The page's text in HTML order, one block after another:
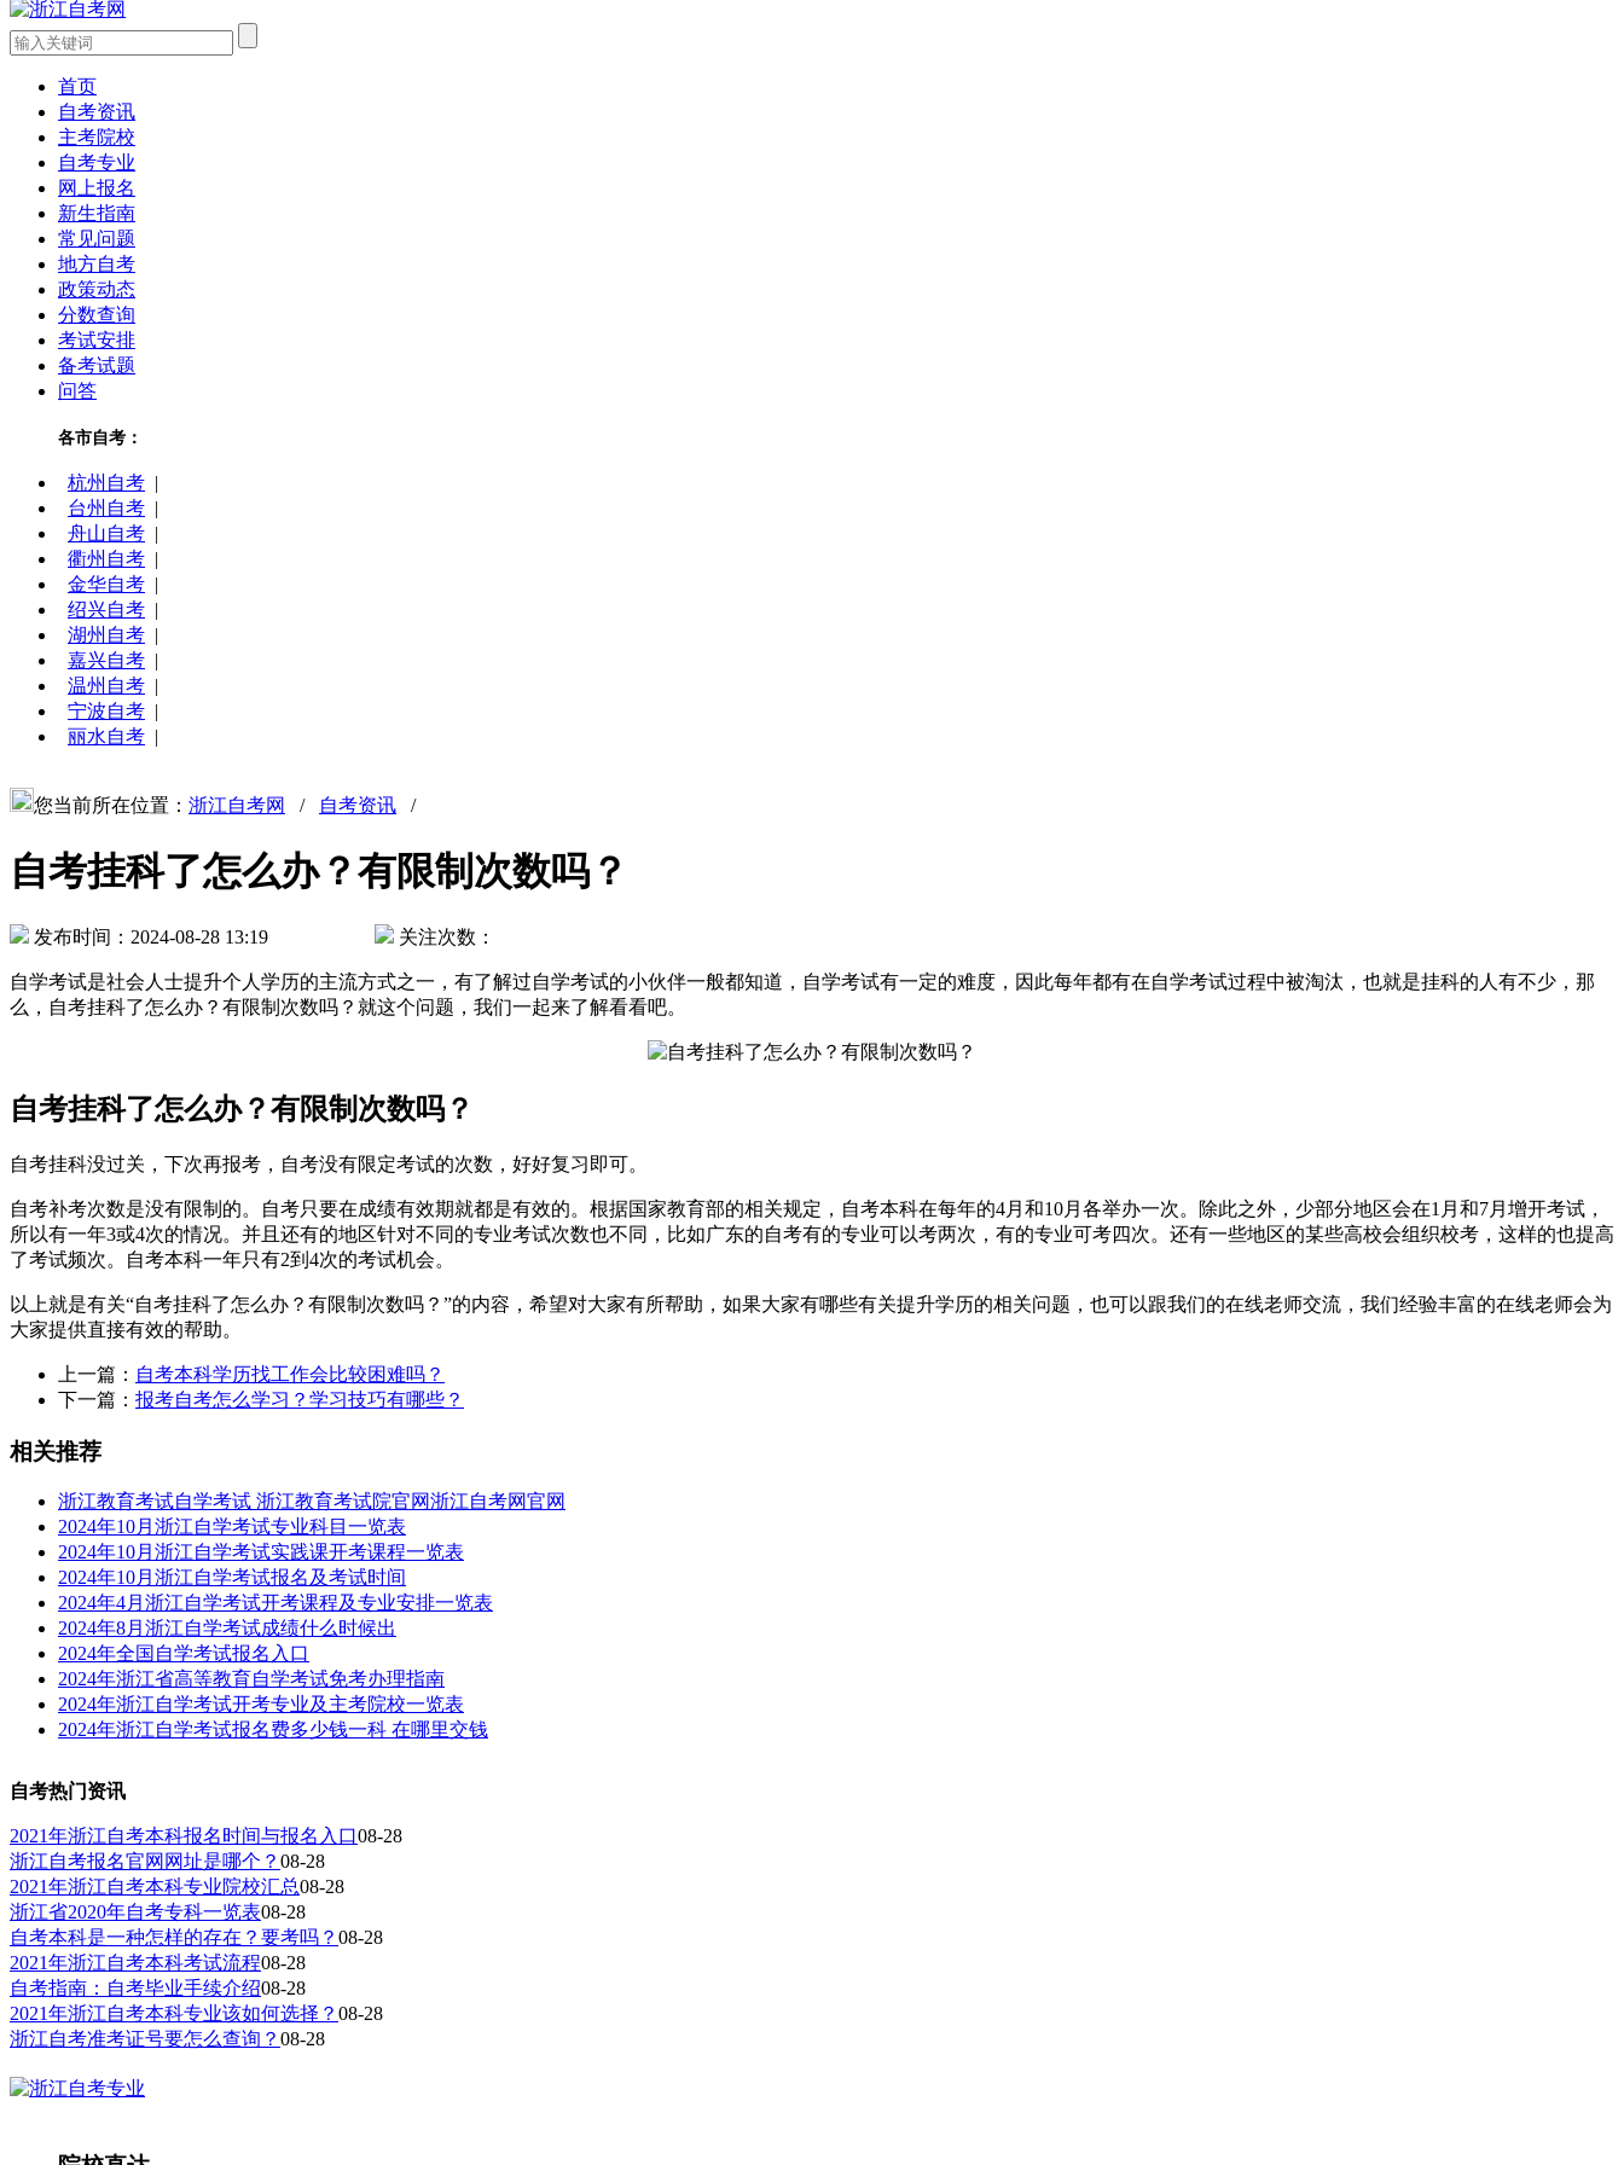
首页
自考资讯
主考院校
自考专业
网上报名
新生指南
常见问题
地方自考
政策动态
分数查询
考试安排
备考试题
问答
各市自考：
杭州自考 |
台州自考 |
舟山自考 |
衢州自考 |
金华自考 |
绍兴自考 |
湖州自考 |
嘉兴自考 |
温州自考 |
宁波自考 |
丽水自考 |
您当前所在位置： 浙江自考网 / 自考资讯 /
自考挂科了怎么办？有限制次数吗？
发布时间：2024-08-28 13:19 关注次数：
自学考试是社会人士提升个人学历的主流方式之一，有了解过自学考试的小伙伴一般都知道，自学考试有一定的难度，因此每年都有在自学考试过程中被淘汰，也就是挂科的人有不少，那
么，自考挂科了怎么办？有限制次数吗？就这个问题，我们一起来了解看看吧。
自考挂科了怎么办？有限制次数吗？
自考挂科没过关，下次再报考，自考没有限定考试的次数，好好复习即可。
自考补考次数是没有限制的。自考只要在成绩有效期就都是有效的。根据国家教育部的相关规定，自考本科在每年的4月和10月各举办一次。除此之外，少部分地区会在1月和7月增开考试，
所以有一年3或4次的情况。并且还有的地区针对不同的专业考试次数也不同，比如广东的自考有的专业可以考两次，有的专业可考四次。还有一些地区的某些高校会组织校考，这样的也提高
了考试频次。自考本科一年只有2到4次的考试机会。
以上就是有关“自考挂科了怎么办？有限制次数吗？”的内容，希望对大家有所帮助，如果大家有哪些有关提升学历的相关问题，也可以跟我们的在线老师交流，我们经验丰富的在线老师会为
大家提供直接有效的帮助。
上一篇： 自考本科学历找工作会比较困难吗？
下一篇： 报考自考怎么学习？学习技巧有哪些？
相关推荐
浙江教育考试自学考试 浙江教育考试院官网浙江自考网官网
2024年10月浙江自学考试专业科目一览表
2024年10月浙江自学考试实践课开考课程一览表
2024年10月浙江自学考试报名及考试时间
2024年4月浙江自学考试开考课程及专业安排一览表
2024年8月浙江自学考试成绩什么时候出
2024年全国自学考试报名入口
2024年浙江省高等教育自学考试免考办理指南
2024年浙江自学考试开考专业及主考院校一览表
2024年浙江自学考试报名费多少钱一科 在哪里交钱
自考热门资讯
2021年浙江自考本科报名时间与报名入口08-28
浙江自考报名官网网址是哪个？ 08-28
2021年浙江自考本科专业院校汇总08-28
浙江省2020年自考专科一览表08-28
自考本科是一种怎样的存在？要考吗？ 08-28
2021年浙江自考本科考试流程08-28
自考指南：自考毕业手续介绍08-28
2021年浙江自考本科专业该如何选择？ 08-28
浙江自考准考证号要怎么查询？ 08-28